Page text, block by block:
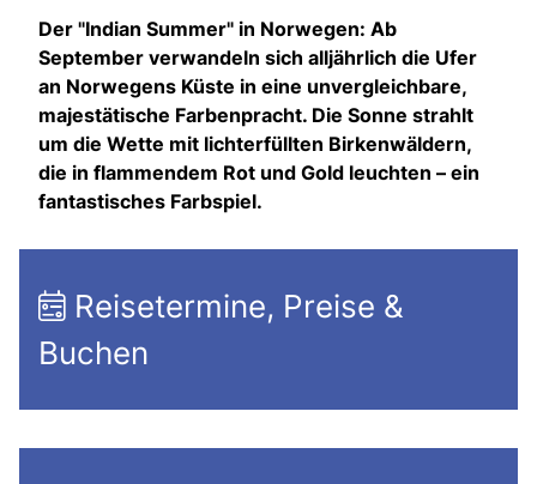
Der "Indian Summer" in Norwegen: Ab
September verwandeln sich alljährlich die Ufer
an Norwegens Küste in eine unvergleichbare,
majestätische Farbenpracht. Die Sonne strahlt
um die Wette mit lichterfüllten Birkenwäldern,
die in flammendem Rot und Gold leuchten – ein
fantastisches Farbspiel.
Reisetermine, Preise &
Buchen